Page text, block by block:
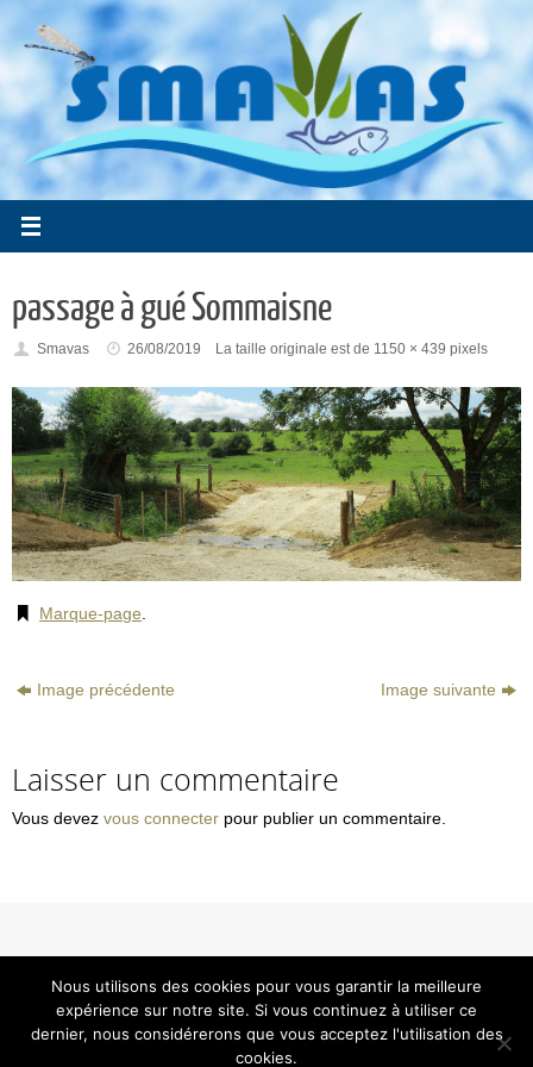
contenu
passage à gué Sommaisne
Smavas 26/08/2019 La taille originale est de 1150 × 439 pixels
Marque-page
Image précédente Image suivante
Laisser un commentaire
Vous devez vous connecter pour publier un commentaire.
© Smavas
Tous droits réservés - Reproduction interdite
Nous utilisons des cookies pour vous garantir la meilleure
expérience sur notre site. Si vous continuez à utiliser ce
dernier, nous considérerons que vous acceptez l'utilisation des
cookies.